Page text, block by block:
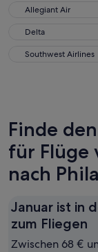
Allegiant Air
Allegiant Air
Delta
Delta
Southwest Airlines
Southwest Airlines
Finde
für Flüge
nach
Januar ist in
zum Fliegen
Zwischen 68 €